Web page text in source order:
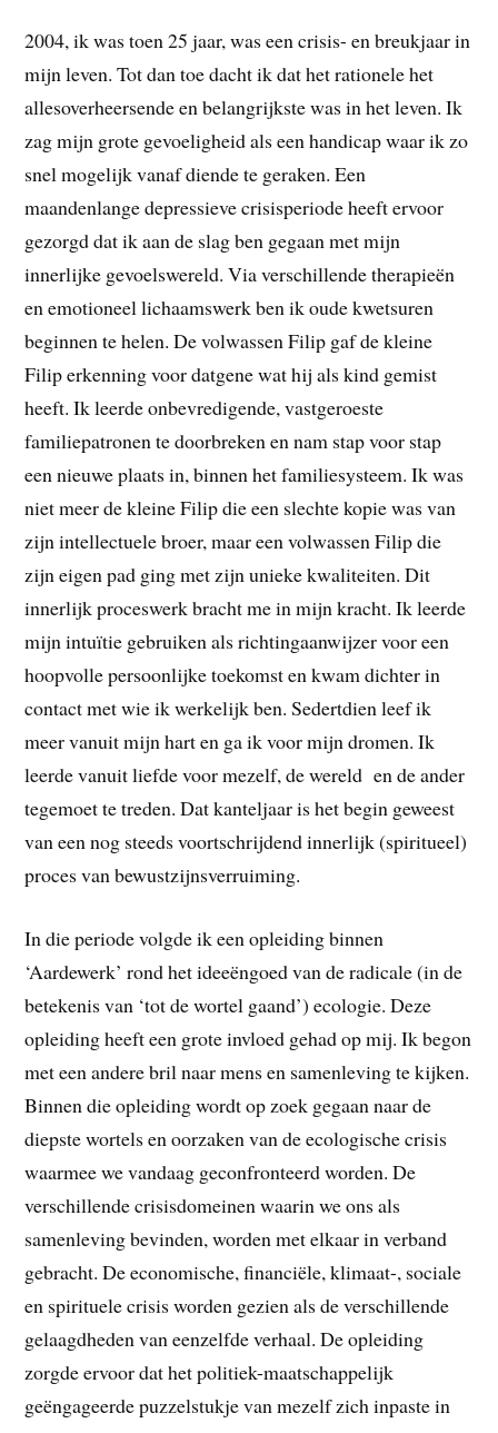
2004, ik was toen 25 jaar, was een crisis- en breukjaar in
mijn leven. Tot dan toe dacht ik dat het rationele het
allesoverheersende en belangrijkste was in het leven. Ik
zag mijn grote gevoeligheid als een handicap waar ik zo
snel mogelijk vanaf diende te geraken. Een
maandenlange depressieve crisisperiode heeft ervoor
gezorgd dat ik aan de slag ben gegaan met mijn
innerlijke gevoelswereld. Via verschillende therapieën
en emotioneel lichaamswerk ben ik oude kwetsuren
beginnen te helen. De volwassen Filip gaf de kleine
Filip erkenning voor datgene wat hij als kind gemist
heeft. Ik leerde onbevredigende, vastgeroeste
familiepatronen te doorbreken en nam stap voor stap
een nieuwe plaats in, binnen het familiesysteem. Ik was
niet meer de kleine Filip die een slechte kopie was van
zijn intellectuele broer, maar een volwassen Filip die
zijn eigen pad ging met zijn unieke kwaliteiten. Dit
innerlijk proceswerk bracht me in mijn kracht. Ik leerde
mijn intuïtie gebruiken als richtingaanwijzer voor een
hoopvolle persoonlijke toekomst en kwam dichter in
contact met wie ik werkelijk ben. Sedertdien leef ik
meer vanuit mijn hart en ga ik voor mijn dromen. Ik
leerde vanuit liefde voor mezelf, de wereld en de ander
tegemoet te treden. Dat kanteljaar is het begin geweest
van een nog steeds voortschrijdend innerlijk (spiritueel)
proces van bewustzijnsverruiming.
In die periode volgde ik een opleiding binnen
‘Aardewerk’ rond het ideeëngoed van de radicale (in de
betekenis van ‘tot de wortel gaand’) ecologie. Deze
opleiding heeft een grote invloed gehad op mij. Ik begon
met een andere bril naar mens en samenleving te kijken.
Binnen die opleiding wordt op zoek gegaan naar de
diepste wortels en oorzaken van de ecologische crisis
waarmee we vandaag geconfronteerd worden. De
verschillende crisisdomeinen waarin we ons als
samenleving bevinden, worden met elkaar in verband
gebracht. De economische, financiële, klimaat-, sociale
en spirituele crisis worden gezien als de verschillende
gelaagdheden van eenzelfde verhaal. De opleiding
zorgde ervoor dat het politiek-maatschappelijk
geëngageerde puzzelstukje van mezelf zich inpaste in